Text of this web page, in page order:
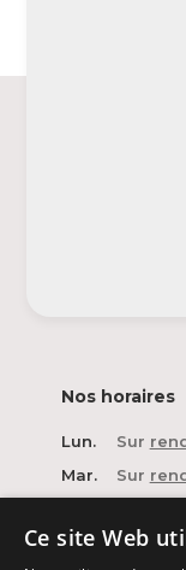
Nos horaires
Lun. Sur
Mar.
Sur
Jeu.
Sur
Ce site Web